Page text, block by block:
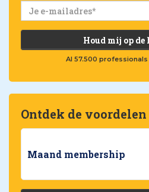
Houd mij op de
Al 57.500
Ontdek de
Maand membership